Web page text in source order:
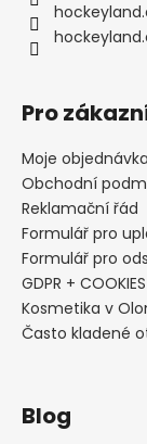
Pro
Moje objednávka
Obchodní
Reklamační řád
Formulář pro
Formulář pro
GDPR + COOKIES
Kosmetika v
Často kladené
Blog